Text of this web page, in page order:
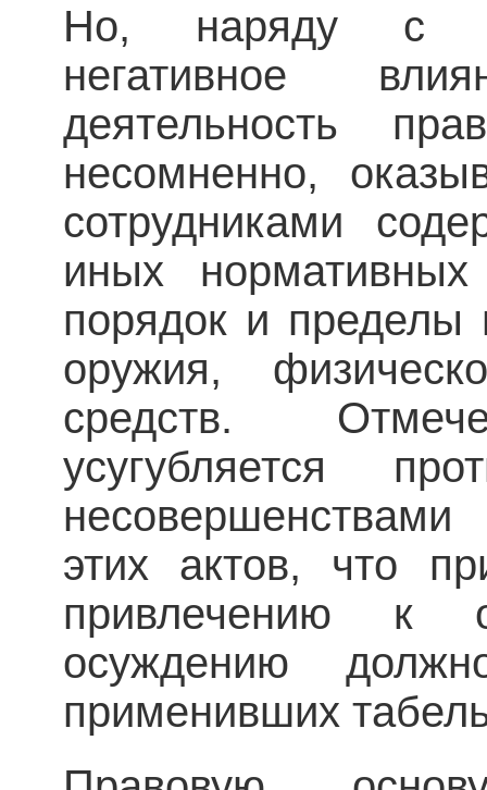
Но, наряду с
негативное
деятельность
несомненно,
сотрудниками
иных
порядок и пределы
оружия,
средств.
усугубляется
этих актов, что
привлечению к
осуждению
применивших